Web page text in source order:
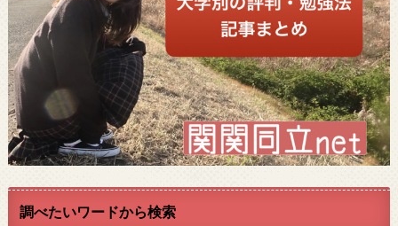
調べたいワードから検索